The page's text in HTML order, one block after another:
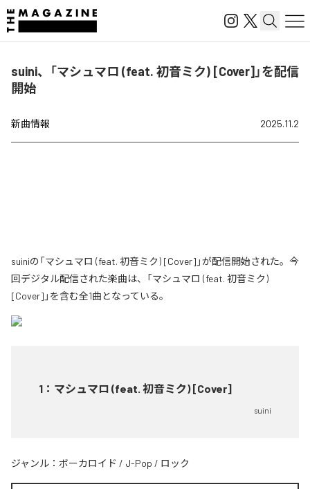
suini、「マシュマロ (feat. 初音ミク) [Cover]」を配信
開始
新曲情報 2025.11.2
suiniの「マシュマロ (feat. 初音ミク) [Cover]」が配信開始された。今
回デジタル配信された楽曲は、「マシュマロ (feat. 初音ミク)
[Cover]」を含む全1曲となっている。
1 ： マシュマロ (feat. 初音ミク) [Cover]
suini
ジャンル： ボーカロイド / J-Pop / ロック